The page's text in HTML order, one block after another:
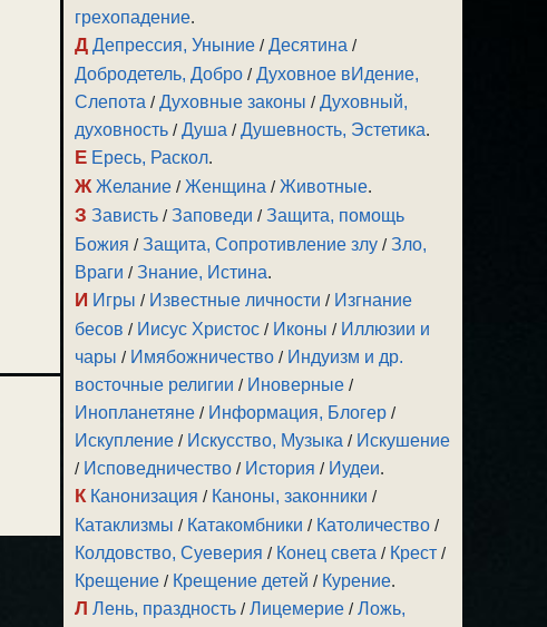
грехопадение.
Д Депрессия, Уныние /Десятина /
Добродетель, Добро /Духовное вИдение,
Слепота /Духовные законы /Духовный,
духовность /Душа /Душевность, Эстетика.
Е Ересь, Раскол.
Ж Желание /Женщина /Животные.
З Зависть /Заповеди /Защита, помощь
Божия /Защита, Сопротивление злу /Зло,
Враги /Знание, Истина.
И Игры / Известные личности / Изгнание
бесов / Иисус Христос / Иконы / Иллюзии и
чары / Имябожничество / Индуизм и др.
восточные религии / Иноверные /
Инопланетяне / Информация, Блогер /
Искупление / Искусство, Музыка / Искушение
/ Исповедничество / История / Иудеи.
К Канонизация / Каноны, законники /
Катаклизмы / Катакомбники / Католичество /
Колдовство, Суеверия / Конец света / Крест /
Крещение / Крещение детей / Курение.
Л Лень, праздность /Лицемерие /Ложь,